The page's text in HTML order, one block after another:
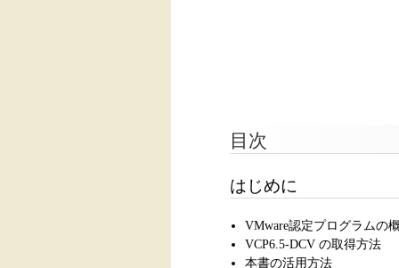
目次
はじめに
VMware認定プログラムの
VCP6.5-DCV の取得方法
本書の活用方法